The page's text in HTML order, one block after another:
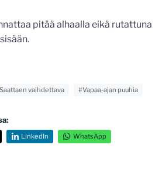
pitää alhaalla eikä rutattuna
vaihdettava #Vapaa-ajan puuhia
LinkedIn WhatsApp